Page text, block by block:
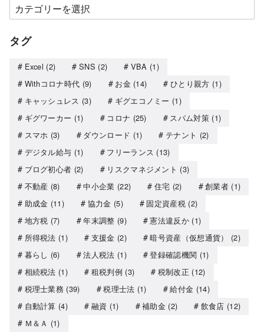
タグ
Excel (2) SNS (2) VBA (1)
Withコロナ時代 (9) お金(14) ひとり親方 (1)
キャッシュレス (3) ギグエコノミー (1)
ギグワーカー (1) コロナ (25) スパム対策(1)
スマホ (3) ダウンロード (1) テナント (2)
デジタル給与 (1) フリーランス (13)
ブログ初心者 (2) リスクマネジメント (3)
不動産 (8) 中小企業 (22) 住宅 (2) 創業者 (1)
助成金 (11) 協力金 (5) 固定資産税(2)
地方税 (7) 年末調整 (9) 憲法違反か(1)
所得税法 (1) 支援金 (2) 暗号資産（仮想通貨）
(2)
暮らし (6) 法人税法 (1) 登録確認機関 (1)
相続税法 (1) 租税判例 (3) 税制改正 (12)
税理士業務 (39) 税理士法 (1) 給付金 (14)
自動計算 (4) 融資 (1) 補助金 (2) 飲食店 (12)
Ｍ＆Ａ (1)